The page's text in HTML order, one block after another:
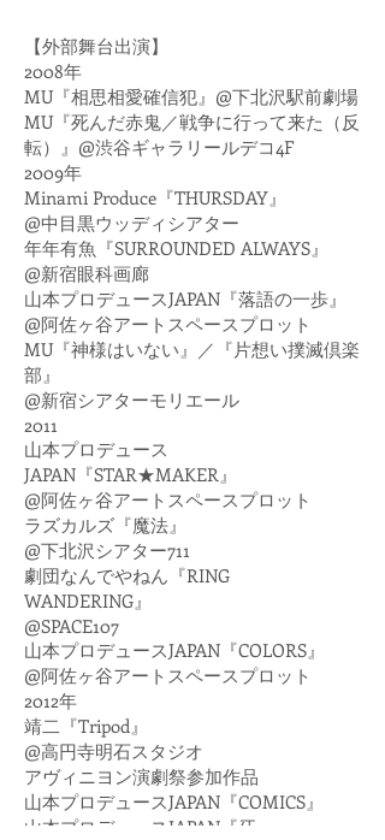
【外部舞台出演】
2008年
MU『相思相愛確信犯』@下北沢駅前劇場
MU『死んだ赤鬼／戦争に行って来た（反
転）』@渋谷ギャラリールデコ4F
2009年
Minami Produce『THURSDAY』
@中目黒ウッディシアター
年年有魚『SURROUNDED ALWAYS』
@新宿眼科画廊
山本プロデュースJAPAN『落語の一歩』
@阿佐ヶ谷アートスペースプロット
MU『神様はいない』／『片想い撲滅倶楽
部』
@新宿シアターモリエール
2011
山本プロデュース
JAPAN『STAR★MAKER』
@阿佐ヶ谷アートスペースプロット
ラズカルズ『魔法』
@下北沢シアター711
劇団なんでやねん『RING
WANDERING』
@SPACE107
山本プロデュースJAPAN『COLORS』
@阿佐ヶ谷アートスペースプロット
2012年
靖二『Tripod』
@高円寺明石スタジオ
アヴィニヨン演劇祭参加作品
山本プロデュースJAPAN『COMICS』
山本プロデュースJAPAN『牙』